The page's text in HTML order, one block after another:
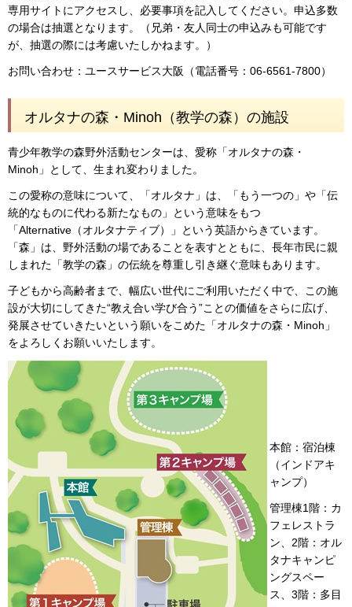
専用サイトにアクセスし、必要事項を記入してください。申込多数
の場合は抽選となります。（兄弟・友人同士の申込みも可能です
が、抽選の際には考慮いたしかねます。）
お問い合わせ：ユースサービス大阪（電話番号：06-6561-7800）
オルタナの森・Minoh（教学の森）の施設
青少年教学の森野外活動センターは、愛称「オルタナの森・
Minoh」として、生まれ変わりました。
この愛称の意味について、「オルタナ」は、「もう一つの」や「伝
統的なものに代わる新たなもの」という意味をもつ
「Alternative（オルタナティブ）」という英語からきています。
「森」は、野外活動の場であることを表すとともに、長年市民に親
しまれた「教学の森」の伝統を尊重し引き継ぐ意味もあります。
子どもから高齢者まで、幅広い世代にご利用いただく中で、この施
設が大切にしてきた“教え合い学び合う”ことの価値をさらに広げ、
発展させていきたいという願いをこめた「オルタナの森・Minoh」
をよろしくお願いいたします。
本館：宿泊棟
（インドアキ
ャンプ）
管理棟1階：カ
フェレストラ
ン、2階：オル
タナキャンピ
ングスペー
ス、3階：多目